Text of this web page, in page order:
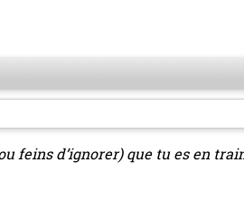
feins d’ignorer) que tu es en